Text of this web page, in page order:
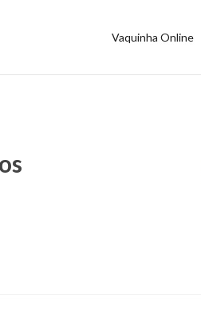
Vaquinha Online